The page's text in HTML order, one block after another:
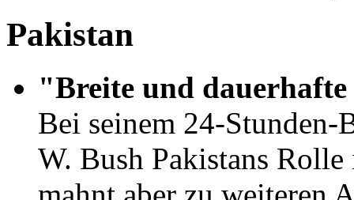
Pakistan
"Breite und
Bei seinem 24-Stunden-
W. Bush Pakistans